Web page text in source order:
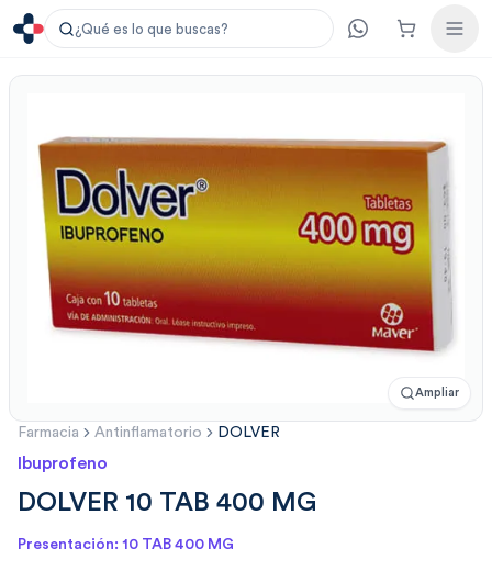
¿Qué es lo que buscas?
Ampliar
Farmacia Antinflamatorio DOLVER
Ibuprofeno
DOLVER 10 TAB 400 MG
Presentación: 10 TAB 400 MG